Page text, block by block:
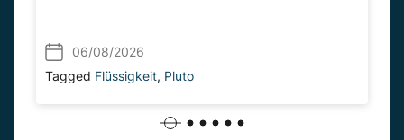
06/08/2026
Tagged Flüssigkeit, Pluto